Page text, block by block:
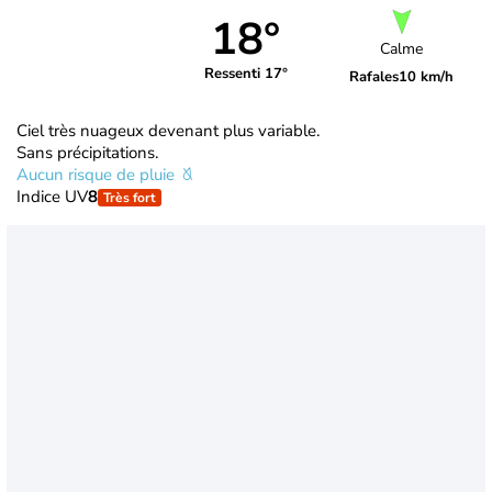
18°
Ressenti 17°
Calme
Rafales10 km/h
Ciel très nuageux devenant plus variable.
Sans précipitations.
Aucun risque de pluie
Indice UV8 Très fort